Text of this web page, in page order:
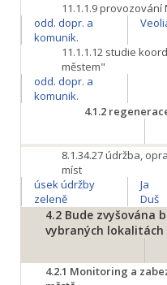
11.1.1.9provozování
odd. dopr. a
komunik.
11.1.1.12 studie
městem"
odd. dopr. a
komunik.
4.1.2
8.1.34.27údržba,
míst
úsek údržby
zeleně
Ja
Duš
4.2 Bude zvyšována
vybraných lokalitách
4.2.1 Monitoring a